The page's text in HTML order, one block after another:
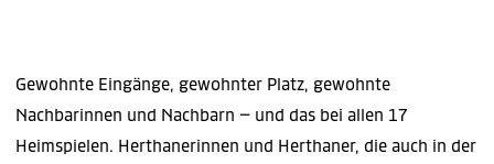
Gewohnte Eingänge, gewohnter Platz, gewohnte
Nachbarinnen und Nachbarn – und das bei allen 17
Heimspielen. Herthanerinnen und Herthaner, die auch in der